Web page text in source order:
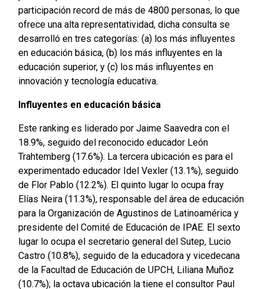
participación record de más de 4800 personas, lo que
ofrece una alta representatividad, dicha consulta se
desarrolló en tres categorías: (a) los más influyentes
en educación básica, (b) los más influyentes en la
educación superior, y (c) los más influyentes en
innovación y tecnología educativa.
Influyentes en educación básica
Este ranking es liderado por Jaime Saavedra con el
18.9%, seguido del reconocido educador León
Trahtemberg (17.6%). La tercera ubicación es para el
experimentado educador Idel Vexler (13.1%), seguido
de Flor Pablo (12.2%). El quinto lugar lo ocupa fray
Elías Neira (11.3%), responsable del área de educación
para la Organización de Agustinos de Latinoamérica y
presidente del Comité de Educación de IPAE. El sexto
lugar lo ocupa el secretario general del Sutep, Lucio
Castro (10.8%), seguido de la educadora y vicedecana
de la Facultad de Educación de UPCH, Liliana Muñoz
(10.7%); la octava ubicación la tiene el consultor Paul